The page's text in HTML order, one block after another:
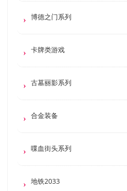
博德之门系列
卡牌类游戏
古墓丽影系列
合金装备
喋血街头系列
地铁2033